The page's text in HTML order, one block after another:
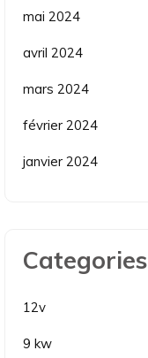
mai 2024
avril 2024
mars 2024
février 2024
janvier 2024
Categories
12v
9 kw